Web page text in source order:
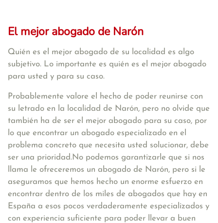
El mejor abogado de Narón
Quién es el mejor abogado de su localidad es algo
subjetivo. Lo importante es quién es el mejor abogado
para usted y para su caso.
Probablemente valore el hecho de poder reunirse con
su letrado en la localidad de Narón, pero no olvide que
también ha de ser el mejor abogado para su caso, por
lo que encontrar un abogado especializado en el
problema concreto que necesita usted solucionar, debe
ser una prioridad.No podemos garantizarle que si nos
llama le ofreceremos un abogado de Narón, pero si le
aseguramos que hemos hecho un enorme esfuerzo en
encontrar dentro de los miles de abogados que hay en
España a esos pocos verdaderamente especializados y
con experiencia suficiente para poder llevar a buen